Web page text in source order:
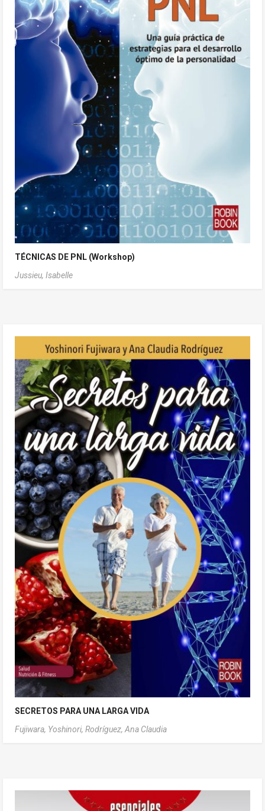
TÉCNICAS DE PNL (Workshop)
Jussieu, Isabelle
SECRETOS PARA UNA LARGA VIDA
Fujiwara, Yoshinori, Rodríguez, Ana Claudia